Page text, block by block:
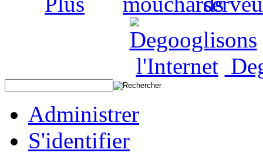
Administrer
S'identifier